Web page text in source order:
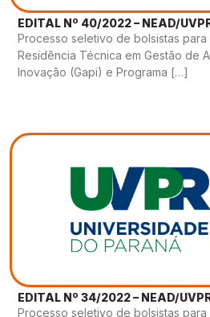
EDITAL Nº 40/2022 – NEAD/
Processo seletivo de bolsistas para
Residência Técnica em Gestão de
Inovação (Gapi) e Programa […]
EDITAL Nº 34/2022 – NEAD/
Processo seletivo de bolsistas para